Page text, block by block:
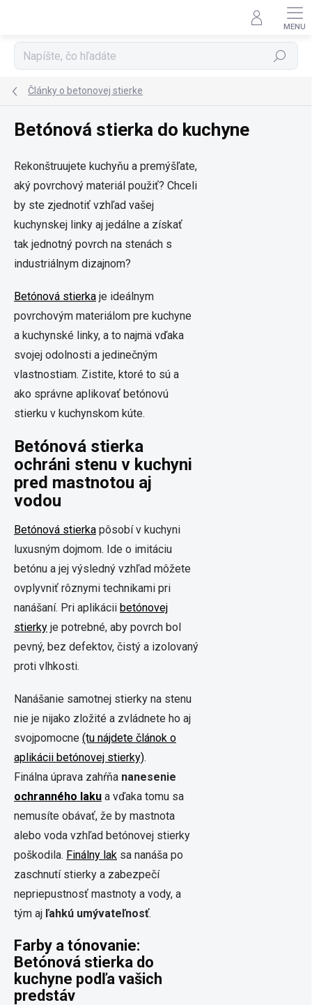
Hľadať
Články o betonovej stierke
Betónová stierka do kuchyne
Rekonštruujete kuchyňu a premýšľate,
aký povrchový materiál použiť? Chceli
by ste zjednotiť vzhľad vašej
kuchynskej linky aj jedálne a získať
tak jednotný povrch na stenách s
industriálnym dizajnom?
Betónová stierka je ideálnym
povrchovým materiálom pre kuchyne
a kuchynské linky, a to najmä vďaka
svojej odolnosti a jedinečným
vlastnostiam. Zistite, ktoré to sú a
ako správne aplikovať betónovú
stierku v kuchynskom kúte.
Betónová stierka
ochráni stenu v kuchyni
pred mastnotou aj
vodou
Betónová stierka pôsobí v kuchyni
luxusným dojmom. Ide o imitáciu
betónu a jej výsledný vzhľad môžete
ovplyvniť rôznymi technikami pri
nanášaní. Pri aplikácii betónovej
stierky je potrebné, aby povrch bol
pevný, bez defektov, čistý a izolovaný
proti vlhkosti.
Nanášanie samotnej stierky na stenu
nie je nijako zložité a zvládnete ho aj
svojpomocne (tu nájdete článok o
aplikácii betónovej stierky).
Finálna úprava zahŕňa nanesenie
ochranného laku a vďaka tomu sa
nemusíte obávať, že by mastnota
alebo voda vzhľad betónovej stierky
poškodila. Finálny lak sa nanáša po
zaschnutí stierky a zabezpečí
nepriepustnosť mastnoty a vody, a
tým aj ľahkú umývateľnosť.
Farby a tónovanie:
Betónová stierka do
kuchyne podľa vašich
predstáv